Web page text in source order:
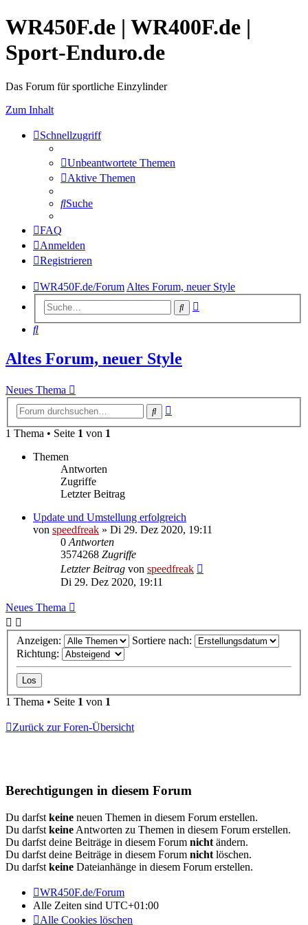
WR450F.de | WR400F.de |
Sport-Enduro.de
Das Forum für sportliche Einzylinder
Zum Inhalt
Schnellzugriff
Unbeantwortete Themen
Aktive Themen
Suche
FAQ
Anmelden
Registrieren
WR450F.de/Forum Altes Forum, neuer Style
Suche
Suche
Altes Forum, neuer Style
Neues Thema
Suche
1 Thema • Seite 1 von 1
Themen
Antworten
Zugriffe
Letzter Beitrag
Update und Umstellung erfolgreich
von speedfreak » Di 29. Dez 2020, 19:11
0 Antworten
3574268 Zugriffe
Letzter Beitrag von speedfreak
Di 29. Dez 2020, 19:11
Neues Thema
Anzeigen:
Sortiere nach:
Richtung:
1 Thema • Seite 1 von 1
Zurück zur Foren-Übersicht
Berechtigungen in diesem Forum
Du darfst keine neuen Themen in diesem Forum erstellen.
Du darfst keine Antworten zu Themen in diesem Forum erstellen.
Du darfst deine Beiträge in diesem Forum nicht ändern.
Du darfst deine Beiträge in diesem Forum nicht löschen.
Du darfst keine Dateianhänge in diesem Forum erstellen.
WR450F.de/Forum
Alle Zeiten sind UTC+01:00
Alle Cookies löschen